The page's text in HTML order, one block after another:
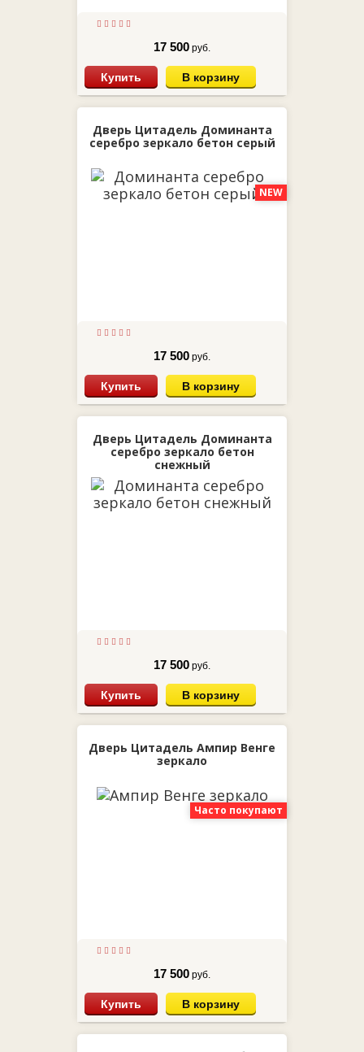
17 500 руб.
Купить В корзину
Дверь Цитадель Доминанта
серебро зеркало бетон серый
NEW
17 500 руб.
Купить В корзину
Дверь Цитадель Доминанта
серебро зеркало бетон
снежный
17 500 руб.
Купить В корзину
Дверь Цитадель Ампир Венге
зеркало
Часто покупают
17 500 руб.
Купить В корзину